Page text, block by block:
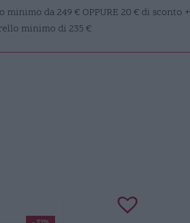
minimo da 249 € OPPURE 20 € di sconto +
minimo di 235 €